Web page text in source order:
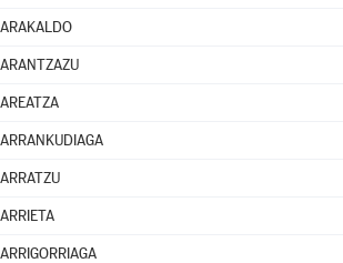
ARAKALDO
ARANTZAZU
AREATZA
ARRANKUDIAGA
ARRATZU
ARRIETA
ARRIGORRIAGA